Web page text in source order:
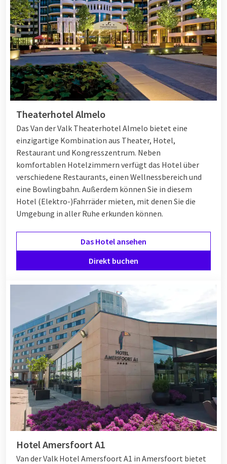
entspannen und erholen? Dann wählen Sie ein Hotel mit
SchwimmbadundWellnesseinrichtungen. Bei Van der Valk
haben Sie verschiedene Möglichkeiten, das auszuwählen, was
am besten zu Ihrem Wochenendausflug mit Freunden passt!
Wochenendtrip mit 4 Personen
Möchten Sie lieber in einer kleineren Gruppe unterwegs sein,
zum Beispiel mit3von4 Personen
Das ist auch in einem der Van der Valk Hotels möglich.
Entdecken Sie zusammen mit Ihrem Partner und Ihrem Kind
oder mit Freunden die Umgebung des ausgewählten Van der
Valk Hotels. Für ein aktives Wochenende mit 3 oder 4
Freunden sind die belgischen Ardennen ein fantastischer Ort
oder ein Ausflug zum Hotel AntwerpenorderLiège Sélys.
Van der Valk Hotels bietet verschiedenePakete
zu Ihrem Wochenende passen. Sie können Ihr ganzes
Wochenende im Hotel verbringen, aber natürlich können Sie
auch alle möglichen Aktivitäten unternehmen. Mehrere
Hotels bieten Pakete in Kombination mit einem
Fahrradverleihan. Machen Sie eine schöne Fahrradtour zu
zweit und erkunden Sie die Umgebung des Hotels. Oder
buchen Sie ein Paket in Kombination mit einem Besuch in
einem Vergnügungspark oder Zoo. Spaß für alle und alles in
einem Rutsch. Jetzt können Sie ein unbeschwertes
Wochenende genießen!
Theaterhotel Almelo
Das Van der Valk Theaterhotel Almelo bietet eine
einzigartige Kombination aus Theater, Hotel,
Restaurant und Kongresszentrum. Neben
komfortablen Hotelzimmern verfügt das Hotel über
verschiedene Restaurants, einen Wellnessbereich und
eine Bowlingbahn. Außerdem können Sie in diesem
Hotel (Elektro-)Fahrräder mieten, mit denen Sie die
Umgebung in aller Ruhe erkunden können.
Das Hotel ansehen
Direkt buchen
Hotel Amersfoort A1
Van der Valk Hotel Amersfoort A1 in Amersfoort bietet